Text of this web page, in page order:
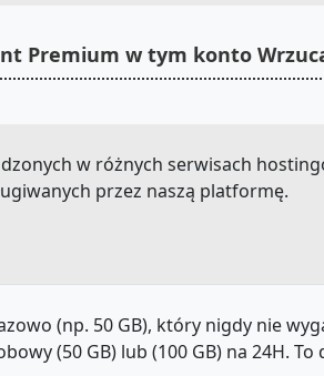
Premium w tym konto
w różnych serwisach
przez naszą platformę.
(np. 50 GB), który nigdy nie
(50 GB) lub (100 GB) na 24H. To